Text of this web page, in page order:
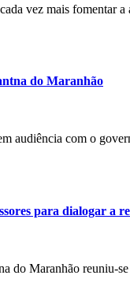
vez mais
do Maranhão
audiência com o
para dialogar a
do Maranhão